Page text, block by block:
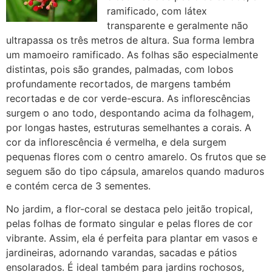
ramificado, com látex
transparente e geralmente não
ultrapassa os três metros de altura. Sua forma lembra
um mamoeiro ramificado. As folhas são especialmente
distintas, pois são grandes, palmadas, com lobos
profundamente recortados, de margens também
recortadas e de cor verde-escura. As inflorescências
surgem o ano todo, despontando acima da folhagem,
por longas hastes, estruturas semelhantes a corais. A
cor da inflorescência é vermelha, e dela surgem
pequenas flores com o centro amarelo. Os frutos que se
seguem são do tipo cápsula, amarelos quando maduros
e contém cerca de 3 sementes.
No jardim, a flor-coral se destaca pelo jeitão tropical,
pelas folhas de formato singular e pelas flores de cor
vibrante. Assim, ela é perfeita para plantar em vasos e
jardineiras, adornando varandas, sacadas e pátios
ensolarados. É ideal também para jardins rochosos,